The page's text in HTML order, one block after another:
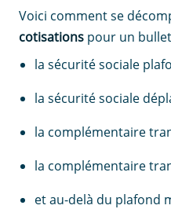
Voici comment se
cotisations pour un
la sécurité sociale
la sécurité sociale
la complémentaire
la complémentaire
et au-delà du plafond